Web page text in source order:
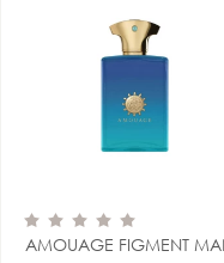
AMOUAGE FIGMENT